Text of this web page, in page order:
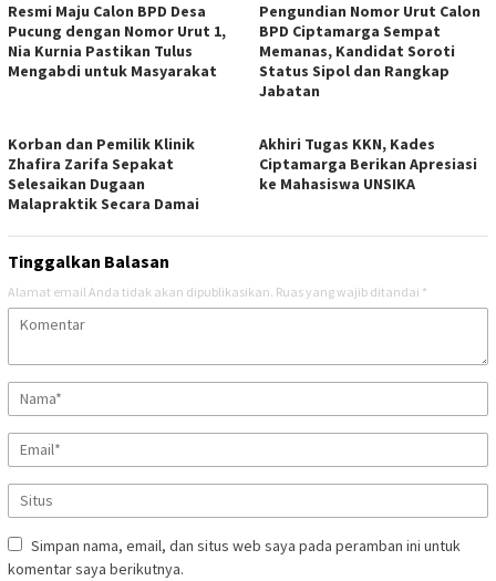
Resmi Maju Calon BPD Desa
Pucung dengan Nomor Urut 1,
Nia Kurnia Pastikan Tulus
Mengabdi untuk Masyarakat
Pengundian Nomor Urut Calon
BPD Ciptamarga Sempat
Memanas, Kandidat Soroti
Status Sipol dan Rangkap
Jabatan
Korban dan Pemilik Klinik
Zhafira Zarifa Sepakat
Selesaikan Dugaan
Malapraktik Secara Damai
Akhiri Tugas KKN, Kades
Ciptamarga Berikan Apresiasi
ke Mahasiswa UNSIKA
Tinggalkan Balasan
Alamat email Anda tidak akan dipublikasikan. Ruas yang wajib ditandai *
Simpan nama, email, dan situs web saya pada peramban ini untuk
komentar saya berikutnya.